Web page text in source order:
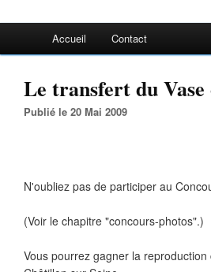
Accueil Contact
Le transfert du
Publié le 20 Mai 2009
N'oubliez pas de participer au
(Voir le chapitre "concours-photos".)
Vous pourrez gagner la